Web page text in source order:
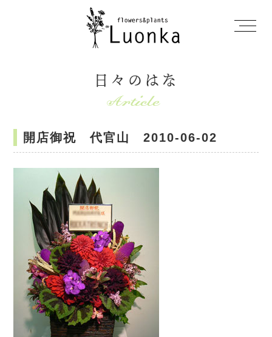
日々のはな
開店御祝 代官山 2010-06-02